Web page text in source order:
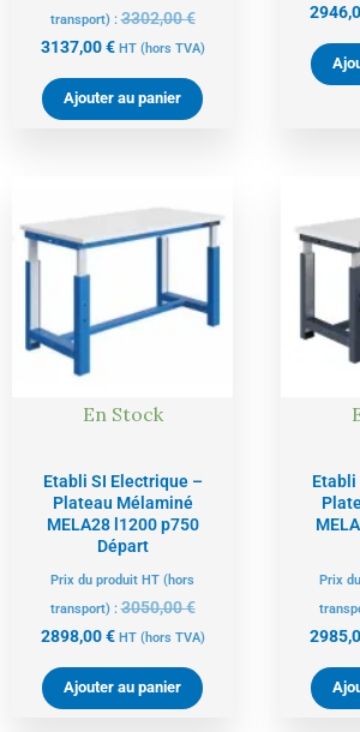
transport) :3302,00€
3137,00€ HT (hors TVA)
Ajouter au panier
En Stock
Etabli SI Electrique –
Plateau Mélaminé
MELA28 l1200 p750
Départ
Prix du produit HT (hors
transport) :3050,00€
prix
initial
3050,00 €.
2898,00€
prix
actuel
2898,00 €.
HT (hors TVA)
Ajouter au panier
Etabli
Prix